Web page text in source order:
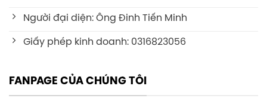
Người đại diện: Ông Đinh Tiến Minh
Giấy phép kinh doanh: 0316823056
FANPAGE CỦA CHÚNG TÔI